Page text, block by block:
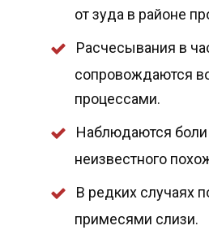
от зуда в районе
Расчесывания в
сопровождаются
процессами.
Наблюдаются боли
неизвестного
В редких случаях
примесями слизи.